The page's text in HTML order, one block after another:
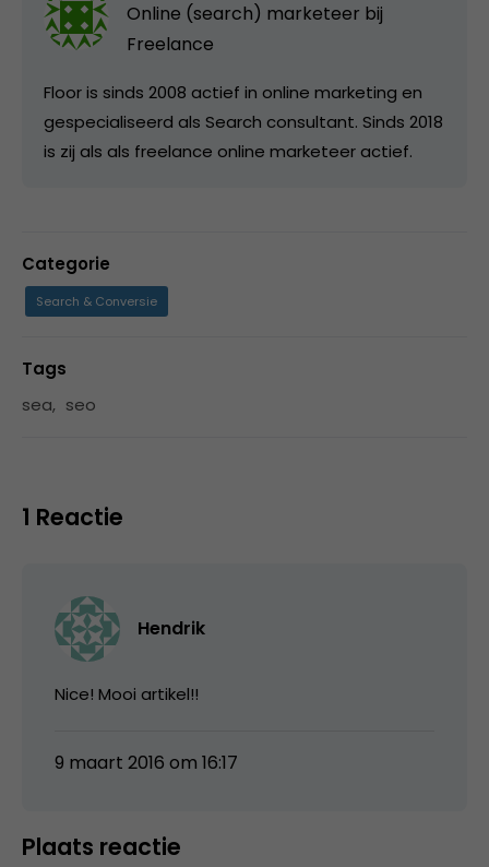
Online (search) marketeer bij
Freelance
Floor is sinds 2008 actief in online marketing en
gespecialiseerd als Search consultant. Sinds 2018
is zij als als freelance online marketeer actief.
Categorie
Search & Conversie
Tags
sea, seo
1 Reactie
Hendrik
Nice! Mooi artikel!!
9 maart 2016 om 16:17
Plaats reactie